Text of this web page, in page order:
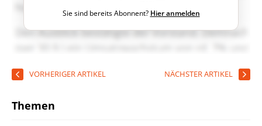
Sie sind bereits Abonnent? Hier anmelden
VORHERIGER ARTIKEL NÄCHSTER ARTIKEL
Themen